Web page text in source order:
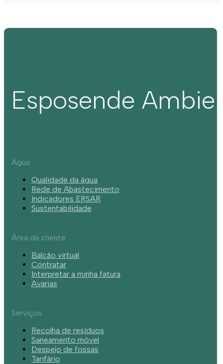
Esposende
Água
Qualidade da água
Rede de Abastecimento
Indicadores ERSAR
Sustentabilidade
Área de cliente
Balcão virtual
Contratar
Interpretar a minha fatura
Avarias
Serviços
Recolha de resíduos
Saneamento móvel
Despejo de fossas
Tarifário